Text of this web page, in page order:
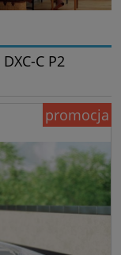
C P2
promocja